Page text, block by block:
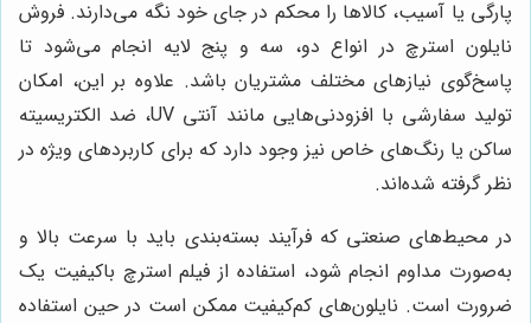
پارگی یا آسیب، کالاها را محکم در جای خود نگه می‌دارند. فروش
نایلون استرچ در انواع دو، سه و پنج لایه انجام می‌شود تا
پاسخ‌گوی نیازهای مختلف مشتریان باشد. علاوه بر این، امکان
تولید سفارشی با افزودنی‌هایی مانند آنتی UV، ضد الکتریسیته
ساکن یا رنگ‌های خاص نیز وجود دارد که برای کاربردهای ویژه در
نظر گرفته شده‌اند.
در محیط‌های صنعتی که فرآیند بسته‌بندی باید با سرعت بالا و
به‌صورت مداوم انجام شود، استفاده از فیلم استرچ باکیفیت یک
ضرورت است. نایلون‌های کم‌کیفیت ممکن است در حین استفاده